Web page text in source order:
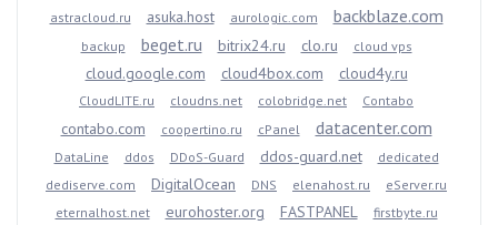
astracloud.ru
asuka.host aurologic.com backblaze.com
backup beget.ru bitrix24.ru clo.ru cloud vps
cloud.google.com cloud4box.com cloud4y.ru
CloudLITE.ru cloudns.net colobridge.net Contabo
contabo.com coopertino.ru cPanel datacenter.com
DataLine ddos DDoS-Guard ddos-guard.net
dedicated
dediserve.com
DigitalOcean DNS elenahost.ru
eServer.ru
eternalhost.net
eurohoster.org FASTPANEL
firstbyte.ru